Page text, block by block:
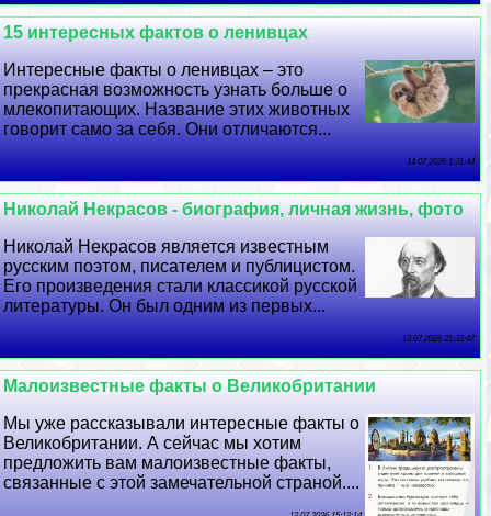
15 интересных фактов о ленивцах
Интересные факты о ленивцах – это
прекрасная возможность узнать больше о
млекопитающих. Название этих животных
говорит само за себя. Они отличаются...
14 07 2026 1:31:44
Николай Некрасов - биография, личная жизнь, фото
Николай Некрасов является известным
русским поэтом, писателем и публицистом.
Его произведения стали классикой русской
литературы. Он был одним из первых...
13 07 2026 21:32:47
Малоизвестные факты о Великобритании
Мы уже рассказывали интересные факты о
Великобритании. А сейчас мы хотим
предложить вам малоизвестные факты,
связанные с этой замечательной страной....